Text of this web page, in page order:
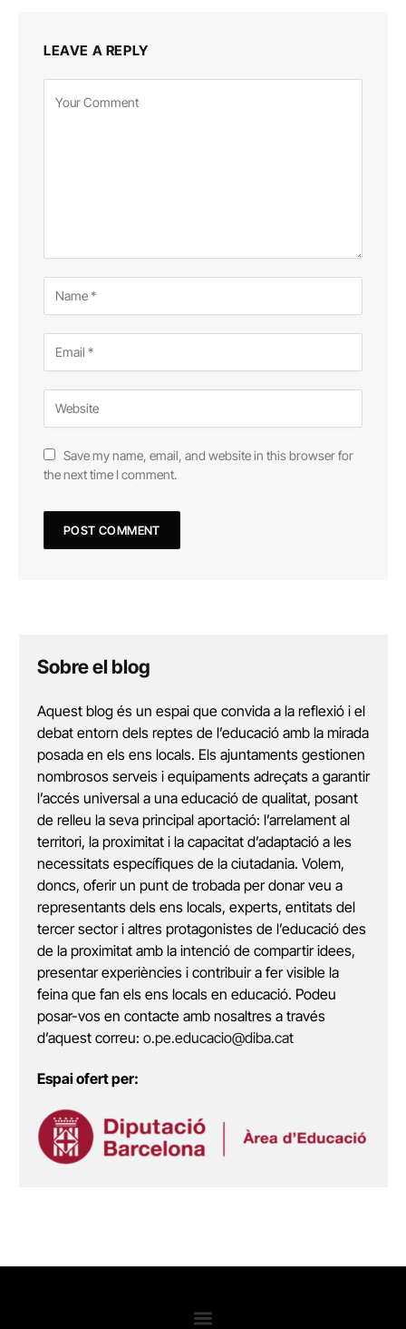
LEAVE A REPLY
Save my name, email, and website in this browser for
the next time I comment.
Sobre el blog
Aquest blog és un espai que convida a la reflexió i el
debat entorn dels reptes de l’educació amb la mirada
posada en els ens locals. Els ajuntaments gestionen
nombrosos serveis i equipaments adreçats a garantir
l’accés universal a una educació de qualitat, posant
de relleu la seva principal aportació: l’arrelament al
territori, la proximitat i la capacitat d’adaptació a les
necessitats específiques de la ciutadania. Volem,
doncs, oferir un punt de trobada per donar veu a
representants dels ens locals, experts, entitats del
tercer sector i altres protagonistes de l’educació des
de la proximitat amb la intenció de compartir idees,
presentar experiències i contribuir a fer visible la
feina que fan els ens locals en educació. Podeu
posar-vos en contacte amb nosaltres a través
d’aquest correu: o.pe.educacio@diba.cat
Espai ofert per: